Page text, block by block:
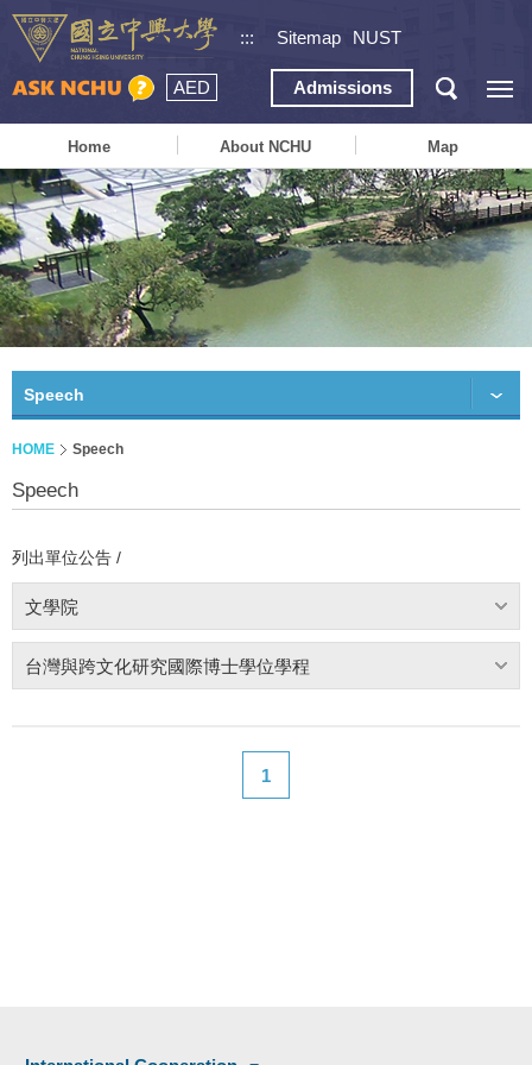
::: Sitemap NUST
AED Admissions
Home About NCHU Map
Speech
HOME Speech
Speech
列出單位公告 /
文學院
台灣與跨文化研究國際博士學位學程
1